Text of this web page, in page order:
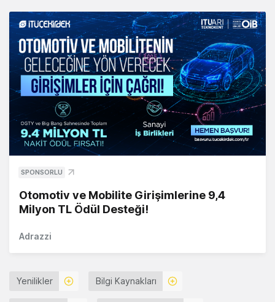
SPONSORLU
Otomotiv ve Mobilite Girişimlerine 9,4
Milyon TL Ödül Desteği!
Adrazzi
Yenilikler Bilgi Kaynakları